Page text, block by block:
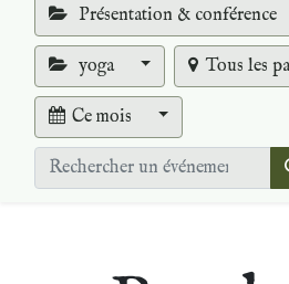
Présentation & conférence
yoga Tous les
Ce mois